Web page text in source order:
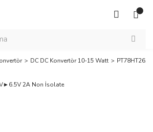
DC DC Konvertör 10-15 Watt